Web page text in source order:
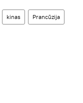
kinas Prancūzija